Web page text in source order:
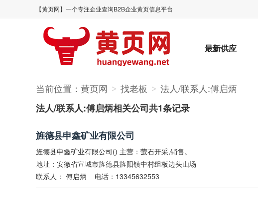
【黄页网】一个专注企业查询B2B企业黄页信息平台
最新供应
当前位置： 黄页网 > 找老板 > 法人/联系人:傅启炳
法人/联系人:傅启炳相关公司共1条记录
旌德县申鑫矿业有限公司
旌德县申鑫矿业有限公司() 主营：萤石开采,销售。
地址：安徽省宣城市旌德县旌阳镇中村组板边头山场
联系人： 傅启炳 电话：13345632553